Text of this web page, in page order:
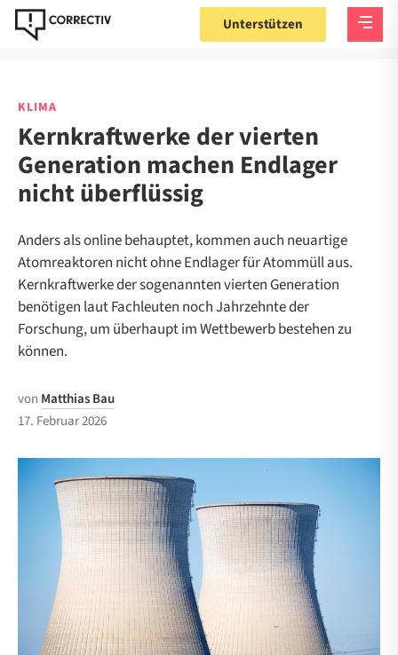
Unterstützen
KLIMA
Kernkraftwerke der vierten
Generation machen Endlager
nicht überflüssig
Anders als online behauptet, kommen auch neuartige
Atomreaktoren nicht ohne Endlager für Atommüll aus.
Kernkraftwerke der sogenannten vierten Generation
benötigen laut Fachleuten noch Jahrzehnte der
Forschung, um überhaupt im Wettbewerb bestehen zu
können.
von Matthias Bau
17. Februar 2026